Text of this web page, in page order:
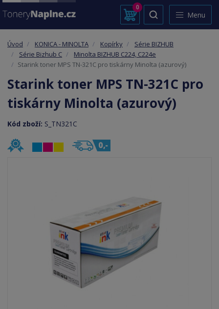
0
Menu
Úvod KONICA - MINOLTA Kopírky
Série BIZHUB
Série Bizhub C
Minolta BIZHUB C224, C224e
Starink toner MPS TN-321C pro tiskárny Minolta (azurový)
Starink toner MPS TN-321C pro
tiskárny Minolta (azurový)
Kód zboží: S_TN321C